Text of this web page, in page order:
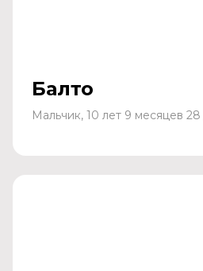
Балто
Мальчик, 10 лет 9 месяцев